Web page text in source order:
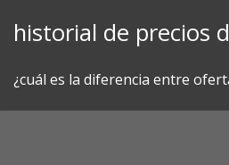
historial de precios
¿cuál es la diferencia entre